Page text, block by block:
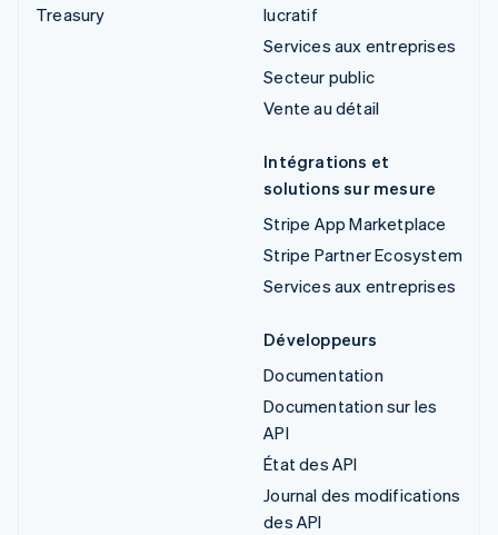
Treasury
lucratif
Services aux entreprises
Secteur public
Vente au détail
Intégrations et
solutions sur mesure
Stripe App Marketplace
Stripe Partner Ecosystem
Services aux entreprises
Développeurs
Documentation
Documentation sur les
API
État des API
Journal des modifications
des API